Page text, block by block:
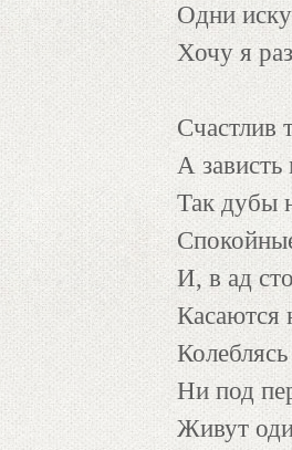
Одни
Хочу я
Счастлив
А зависть
Так дубы
И, в ад
Касаются
Ни под
Живут